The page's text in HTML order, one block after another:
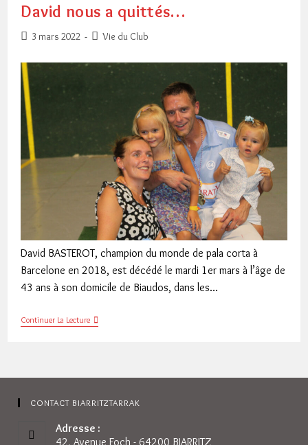
David nous a quittés…
Publication
3 mars 2022
PostVie du Club
David BASTEROT, champion du monde de pala corta à
Barcelone en 2018, est décédé le mardi 1er mars à l’âge de
43 ans à son domicile de Biaudos, dans les…
Continuer La LectureDavid
Nous
CONTACT BIARRITZTARRAK
Adresse :
42, Avenue Foch - 64200 BIARRITZ